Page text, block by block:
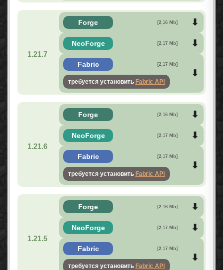
1.21.7
Forge [2,16 Mb]
NeoForge [2,17 Mb]
Fabric [2,17 Mb]
требуется установить Fabric API
1.21.6
Forge [2,16 Mb]
NeoForge [2,17 Mb]
Fabric [2,17 Mb]
требуется установить Fabric API
1.21.5
Forge [2,16 Mb]
NeoForge [2,17 Mb]
Fabric [2,17 Mb]
требуется установить Fabric API